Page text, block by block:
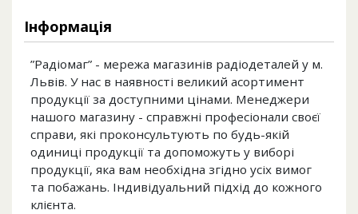
Інформація
”Радіомаг” - мережа магазинів радіодеталей у м.
Львів. У нас в наявності великий асортимент
продукції за доступними цінами. Менеджери
нашого магазину - справжні професіонали своєї
справи, які проконсультують по будь-якій
одиниці продукції та допоможуть у виборі
продукції, яка вам необхідна згідно усіх вимог
та побажань. Індивідуальний підхід до кожного
клієнта.